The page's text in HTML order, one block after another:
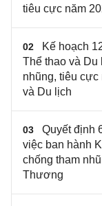
tiêu cực năm
02
Kế hoạch
Thể thao và Du
nhũng, tiêu cực
và Du lịch
03
Quyết định
việc ban hành
chống tham
Thương